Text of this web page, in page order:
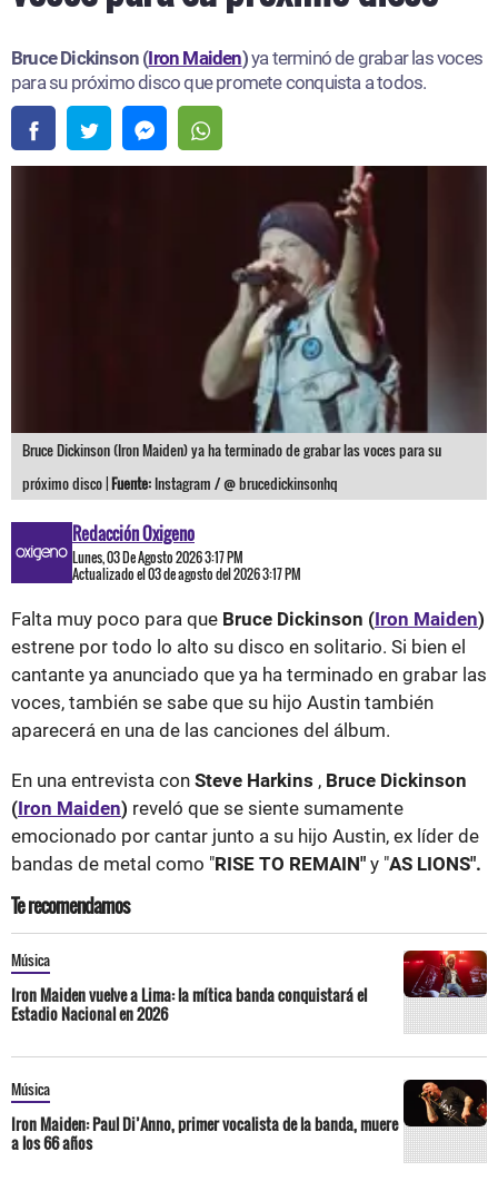
Bruce Dickinson (Iron Maiden)ya terminó de grabar las voces
para su próximo disco que promete conquista a todos.
Bruce Dickinson (Iron Maiden) ya ha terminado de grabar las voces para su
próximo disco |Fuente: Instagram / @ brucedickinsonhq
Redacción Oxigeno
Lunes, 03 De Agosto 2026 3:17 PM
Actualizado el 03 de agosto del 2026 3:17 PM
Falta muy poco para que Bruce Dickinson (Iron Maiden)
estrene por todo lo alto su disco en solitario. Si bien el
cantante ya anunciado que ya ha terminado en grabar las
voces, también se sabe que su hijo Austin también
aparecerá en una de las canciones del álbum.
En una entrevista con Steve Harkins , Bruce Dickinson
(Iron Maiden) reveló que se siente sumamente
emocionado por cantar junto a su hijo Austin, ex líder de
bandas de metal como "RISE TO REMAIN" y "AS LIONS".
Te recomendamos
Música
Iron Maiden vuelve a Lima: la mítica banda conquistará el
Estadio Nacional en 2026
Música
Iron Maiden: Paul Di’Anno, primer vocalista de la banda, muere
a los 66 años